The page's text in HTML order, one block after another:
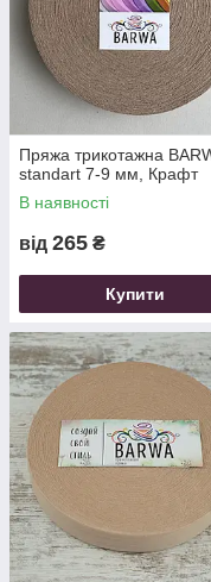
Пряжа трикотажна
standart 7-9 мм, Крафт
В наявності
від 265 ₴
Купити